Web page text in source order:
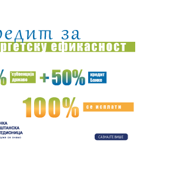
дуго јаја могу бити ван ...
u centru prestonice: Smart napravio karambol u
sjednica Skupštine Kosova odložena, Kurti
da Srbija ispunjava standarde u kontroli